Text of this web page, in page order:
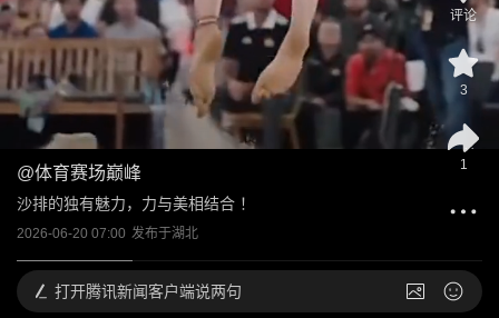
@体育赛场巅峰
沙排的独有魅力，力与美相结合 ！
2026-06-20 07:00 发布于湖北
评论
3
1
打开腾讯新闻客户端说两句